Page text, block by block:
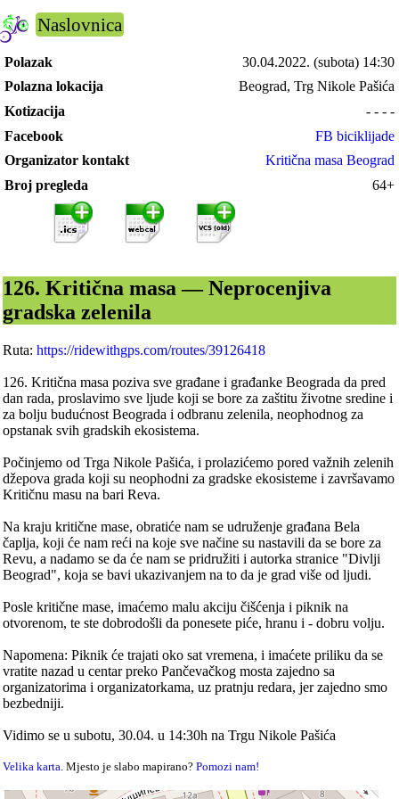
Naslovnica
Polazak 30.04.2022. (subota) 14:30
Polazna lokacija
Beograd, Trg Nikole Pašića
Kotizacija
- - - -
Facebook
FB biciklijade
Organizator kontakt
Kritična masa Beograd
Broj pregleda
64+
126. Kritična masa — Neprocenjiva
gradska zelenila
Ruta:https://ridewithgps.com/routes/39126418
126. Kritična masa poziva sve građane i građanke Beograda da pred
dan rada, proslavimo sve ljude koji se bore za zaštitu životne sredine i
za bolju budućnost Beograda i odbranu zelenila, neophodnog za
opstanak svih gradskih ekosistema.
Počinjemo od Trga Nikole Pašića, i prolazićemo pored važnih zelenih
džepova grada koji su neophodni za gradske ekosisteme i završavamo
Kritičnu masu na bari Reva.
Na kraju kritične mase, obratiće nam se udruženje građana Bela
čaplja, koji će nam reći na koje sve načine su nastavili da se bore za
Revu, a nadamo se da će nam se pridružiti i autorka stranice "Divlji
Beograd", koja se bavi ukazivanjem na to da je grad više od ljudi.
Posle kritične mase, imaćemo malu akciju čišćenja i piknik na
otvorenom, te ste dobrodošli da ponesete piće, hranu i - dobru volju.
Napomena: Piknik će trajati oko sat vremena, i imaćete priliku da se
vratite nazad u centar preko Pančevačkog mosta zajedno sa
organizatorima i organizatorkama, uz pratnju redara, jer zajedno smo
bezbedniji.
Vidimo se u subotu, 30.04. u 14:30h na Trgu Nikole Pašića
Velika karta . Mjesto je slabo mapirano?Pomozi nam!